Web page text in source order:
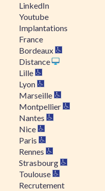
LinkedIn
Youtube
Implantations
France
Bordeaux
Distance
Lille
Lyon
Marseille
Montpellier
Nantes
Nice
Paris
Rennes
Strasbourg
Toulouse
Recrutement